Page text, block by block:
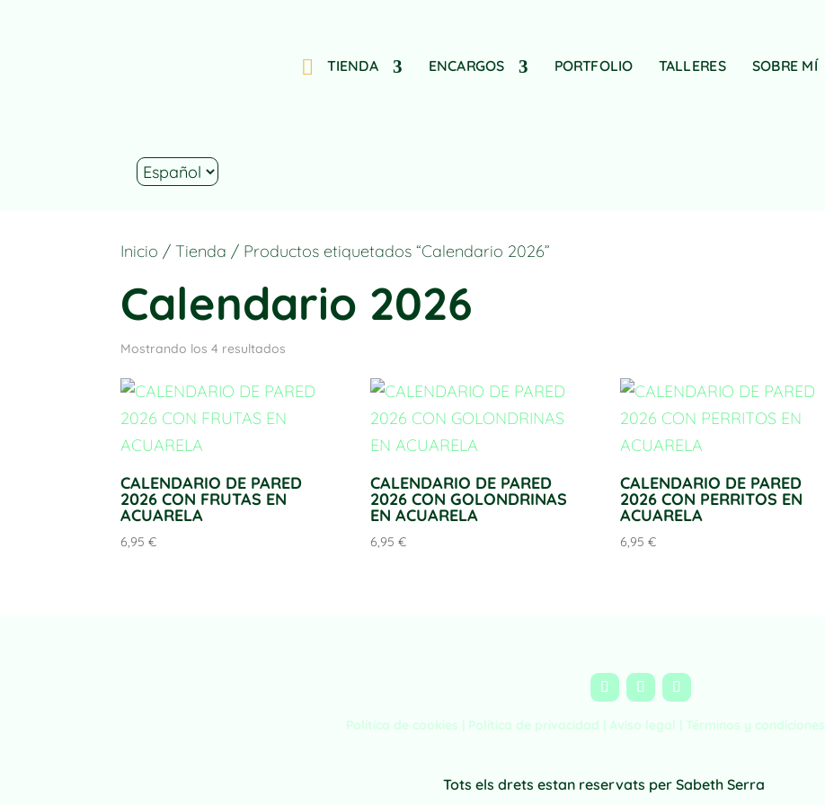
TIENDA ENCARGOS PORTFOLIO TALLERES SOBRE MÍ
Inicio /Tienda / Productos etiquetados “Calendario 2026”
Calendario 2026
Mostrando los 4 resultados
CALENDARIO DE PARED
2026 CON FRUTAS EN
ACUARELA
6,95€
CALENDARIO DE PARED
2026 CON GOLONDRINAS
EN ACUARELA
6,95€
CALENDARIO DE PARED
2026 CON PERRITOS EN
ACUARELA
6,95€
Política de cookies | Política de privacidad |Aviso legal | Términos y condiciones
Tots els drets estan reservats per Sabeth Serra